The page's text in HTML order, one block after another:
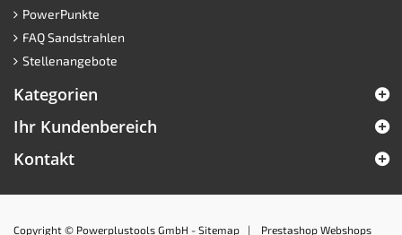
MwSt. frei Kaufen
PowerPunkte
FAQ Sandstrahlen